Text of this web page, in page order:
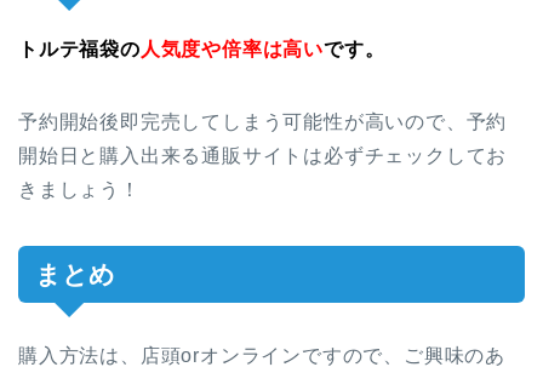
トルテ福袋の 人気度や倍率は高いです。
予約開始後即完売してしまう可能性が高いので、予約
開始日と購入出来る通販サイトは必ずチェックしてお
きましょう！
まとめ
購入方法は、店頭orオンラインですので、ご興味のあ